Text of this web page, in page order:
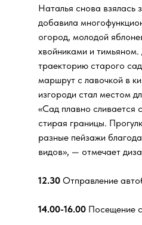
Наталья снова взялась
добавила
огород, молодой
хвойниками и
траекторию старого
маршрут с лавочкой в
изгороди стал местом
«Сад плавно сливается
стирая границы.
разные пейзажи
видов», — отмечает
12.30 Отправление
14.00-16.00 Посещение